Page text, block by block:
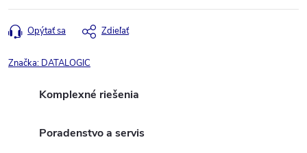
Opýtať sa Zdieľať
Značka: DATALOGIC
Komplexné riešenia
Poradenstvo a servis